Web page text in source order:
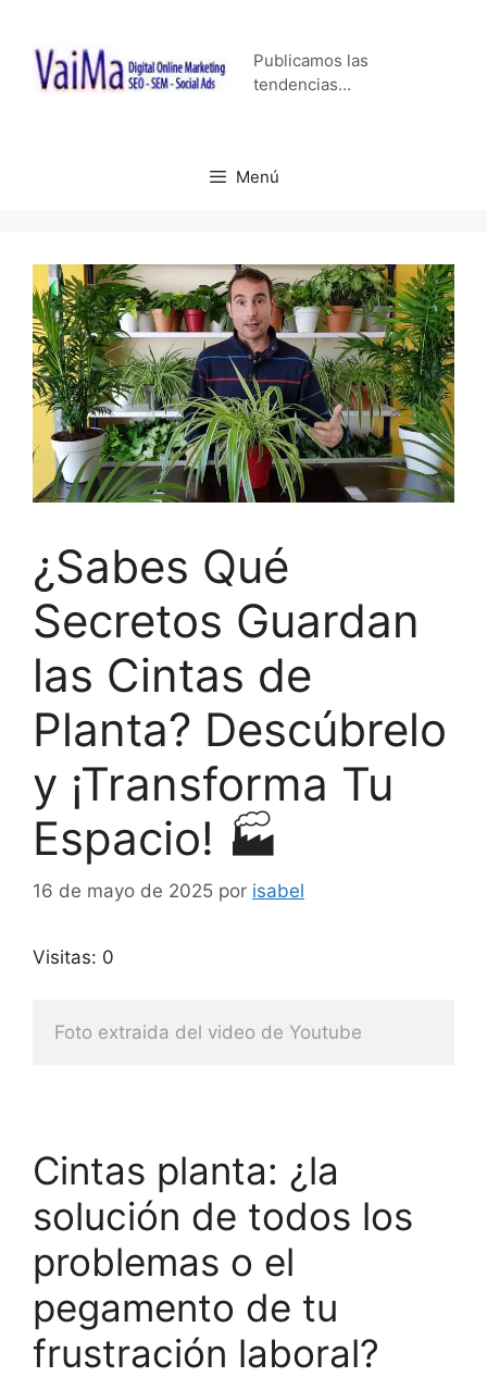
contenido
Publicamos las
tendencias…
Menú
¿Sabes Qué
Secretos Guardan
las Cintas de
Planta? Descúbrelo
y ¡Transforma Tu
Espacio! 🏭
16 de mayo de 2025 por isabel
Visitas: 0
Foto extraida del video de Youtube
Cintas planta: ¿la
solución de todos los
problemas o el
pegamento de tu
frustración laboral?